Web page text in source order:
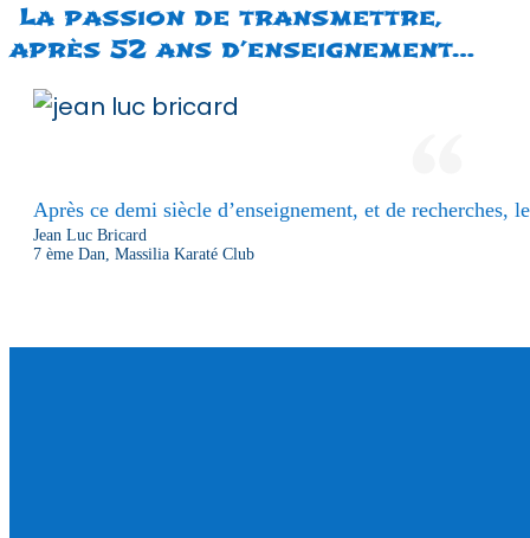
La passion de transmettre,
après 52 ans d’enseignement…
Après ce demi siècle d’enseignement, et de recherches,
Jean Luc Bricard
7 ème Dan, Massilia Karaté Club